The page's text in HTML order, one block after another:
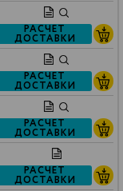
РАСЧЕТ
ДОСТАВКИ
РАСЧЕТ
ДОСТАВКИ
РАСЧЕТ
ДОСТАВКИ
РАСЧЕТ
ДОСТАВКИ